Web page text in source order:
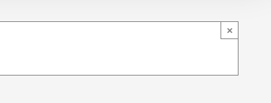
×